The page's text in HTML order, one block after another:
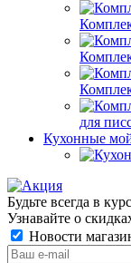
для
Кухонные
Будьте всегда в
Узнавайте о
Новости